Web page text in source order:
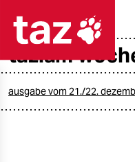
taz.am
ausgabe vom 21./22.